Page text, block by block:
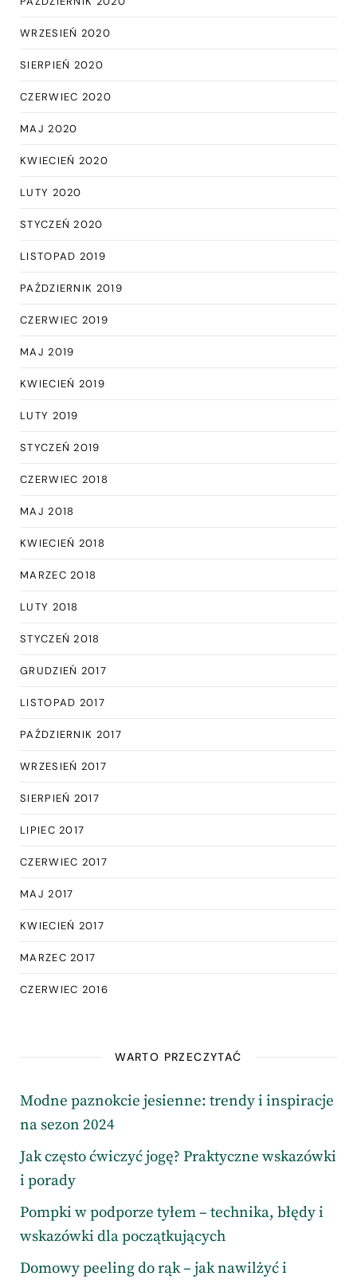
WRZESIEŃ 2020
SIERPIEŃ 2020
CZERWIEC 2020
MAJ 2020
KWIECIEŃ 2020
LUTY 2020
STYCZEŃ 2020
LISTOPAD 2019
PAŹDZIERNIK 2019
CZERWIEC 2019
MAJ 2019
KWIECIEŃ 2019
LUTY 2019
STYCZEŃ 2019
CZERWIEC 2018
MAJ 2018
KWIECIEŃ 2018
MARZEC 2018
LUTY 2018
STYCZEŃ 2018
GRUDZIEŃ 2017
LISTOPAD 2017
PAŹDZIERNIK 2017
WRZESIEŃ 2017
SIERPIEŃ 2017
LIPIEC 2017
CZERWIEC 2017
MAJ 2017
KWIECIEŃ 2017
MARZEC 2017
CZERWIEC 2016
WARTO PRZECZYTAĆ
Modne paznokcie jesienne: trendy i inspiracje
na sezon 2024
Jak często ćwiczyć jogę? Praktyczne wskazówki
i porady
Pompki w podporze tyłem – technika, błędy i
wskazówki dla początkujących
Domowy peeling do rąk – jak nawilżyć i